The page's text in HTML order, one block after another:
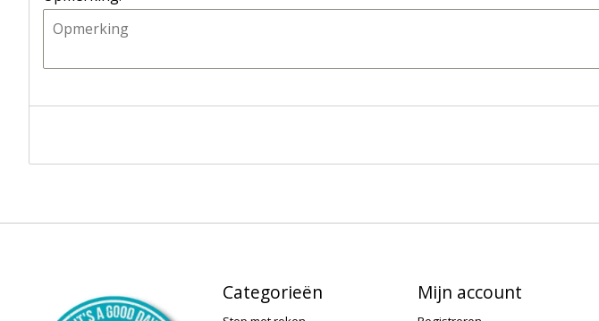
Categorieën Mijn account